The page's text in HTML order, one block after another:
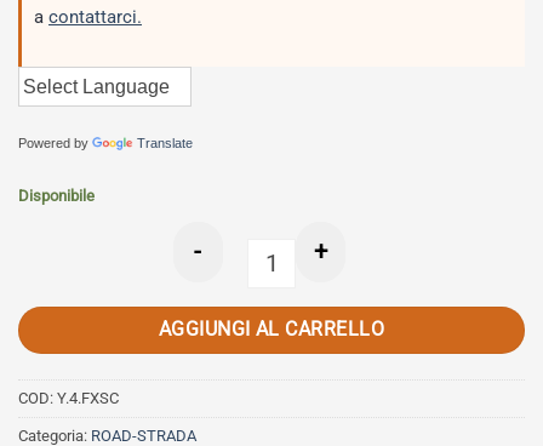
a contattarci.
Powered by Translate
Disponibile
Scarico GPR compatibile con
- +
AGGIUNGI AL CARRELLO
COD: Y.4.FXSC
Categoria: ROAD-STRADA